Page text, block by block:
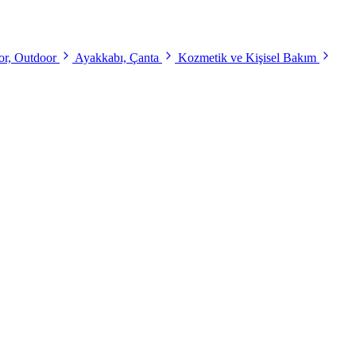
Outdoor Ayakkabı, Çanta Kozmetik ve Kişisel Bakım